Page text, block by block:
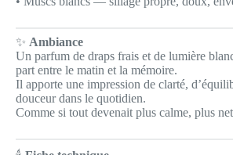
✨ Ambiance
Un parfum de draps frais et de lumière
part entre le matin et la mémoire.
Il apporte une impression de clarté,
douceur dans le quotidien.
Comme si tout devenait plus calme, plus